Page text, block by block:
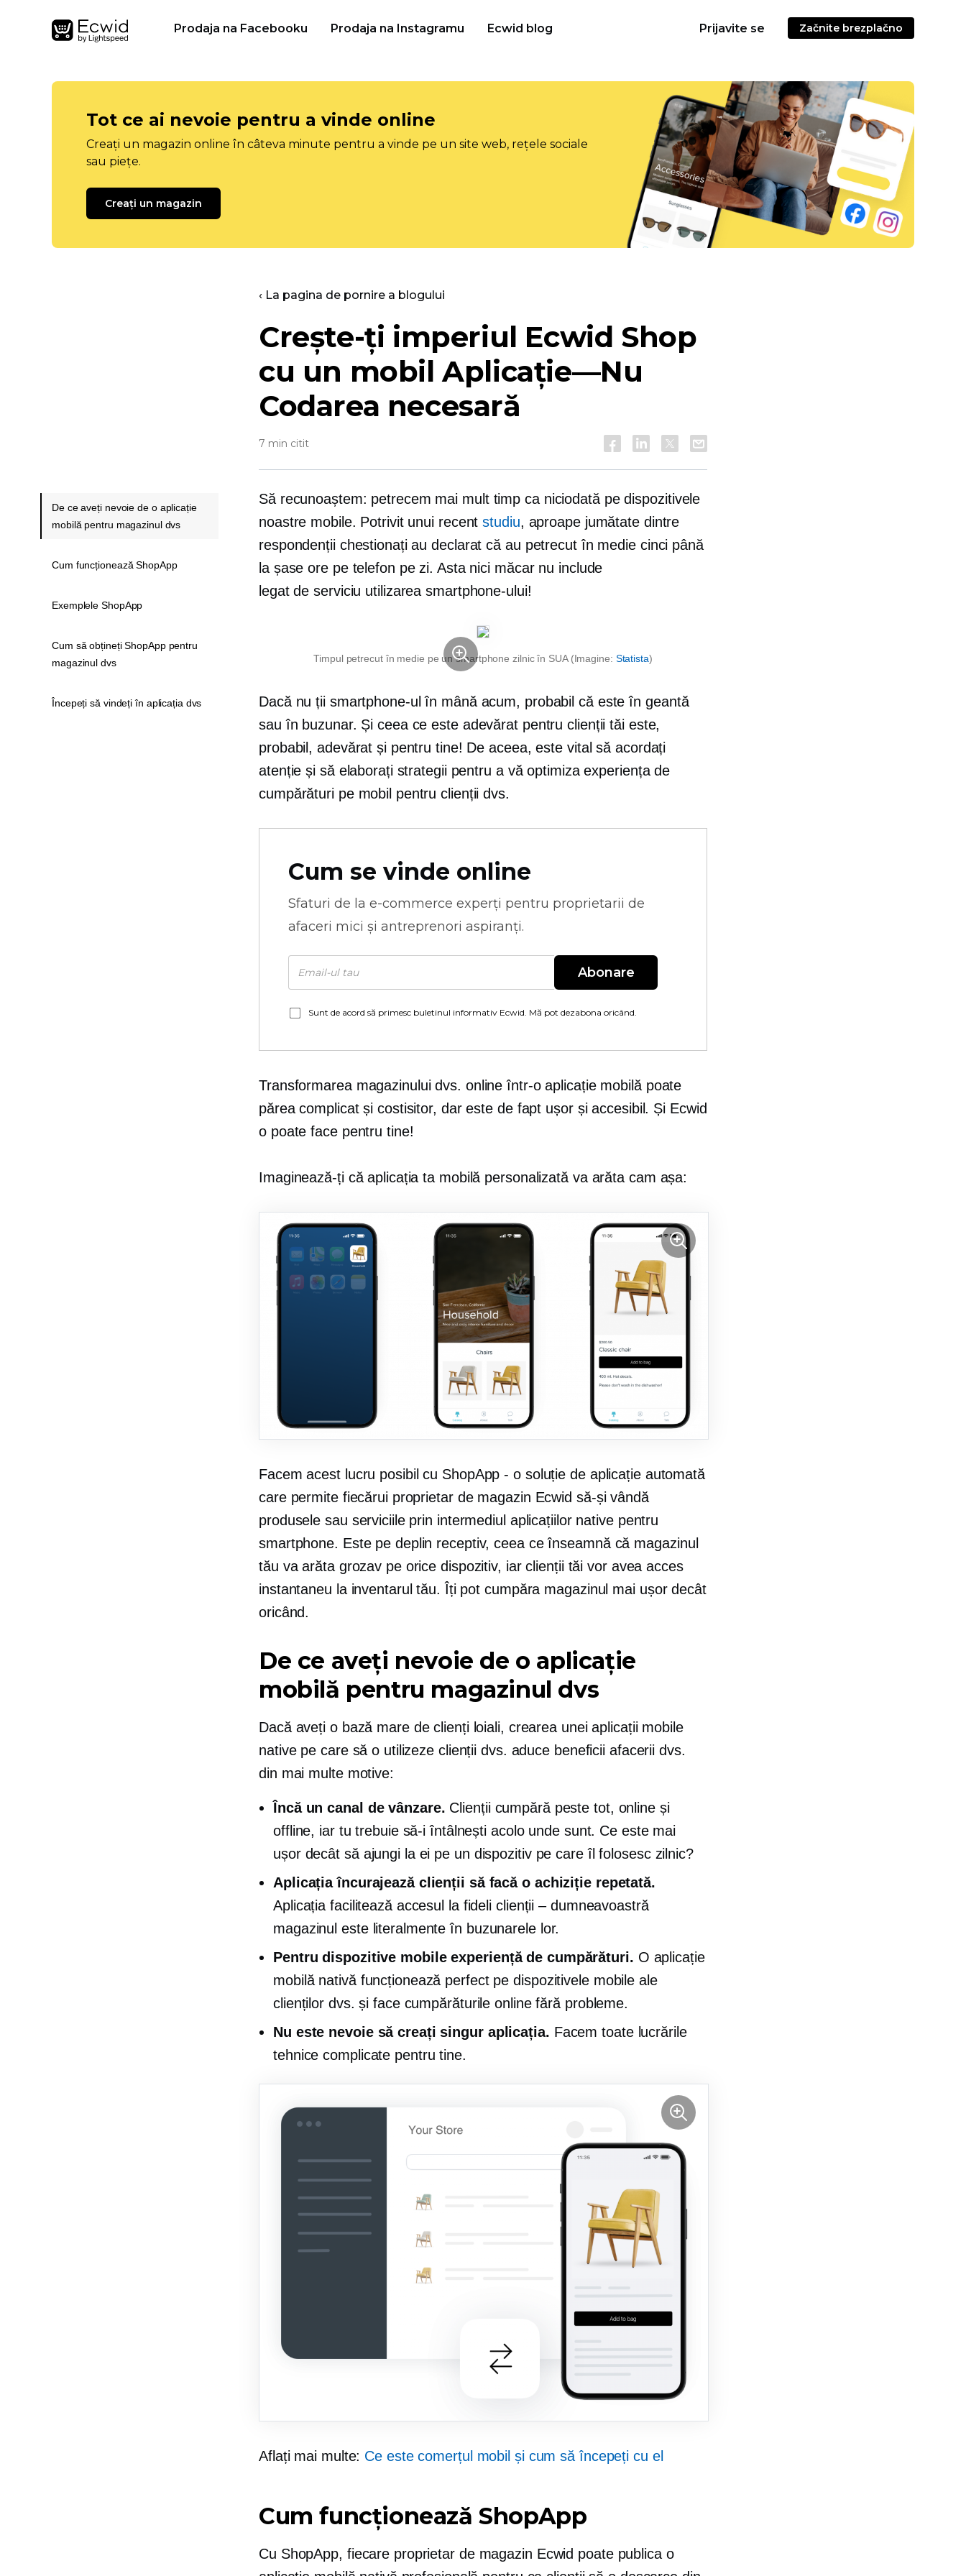
Prodaja na Facebooku Prodaja na Instagramu Ecwid blog Prijavite se Začnite brezplačno
Tot ce ai nevoie pentru a vinde online
Creați un magazin online în câteva minute pentru a vinde pe un site web, rețele sociale
sau piețe.
Creați un magazin
‹ La pagina de pornire a blogului
Crește-ți imperiul Ecwid Shop
cu un mobilAplicație—Nu
Codarea necesară
7 min citit
Să recunoaștem: petrecem mai mult timp ca niciodată pe dispozitivele
noastre mobile. Potrivit unui recentstudiu, aproape jumătate dintre
respondenții chestionați au declarat că au petrecut în medie cinci până
la șase ore pe telefon pe zi. Asta nici măcar nu include
legat de serviciu utilizarea smartphone-ului!
Timpul petrecut în medie pe un smartphone zilnic în SUA (Imagine: Statista)
Dacă nu ții smartphone-ul în mână acum, probabil că este în geantă
sau în buzunar. Și ceea ce este adevărat pentru clienții tăi este,
probabil, adevărat și pentru tine! De aceea, este vital să acordați
atenție și să elaborați strategii pentru a vă optimiza experiența de
cumpărături pe mobil pentru clienții dvs.
Cum se vinde online
Sfaturi de la e-commerce experți pentru proprietarii de
afaceri mici și antreprenori aspiranți.
Abonare
Sunt de acord să primesc buletinul informativ Ecwid. Mă pot dezabona oricând.
Transformarea magazinului dvs. online într-o aplicație mobilă poate
părea complicat și costisitor, dar este de fapt ușor și accesibil. Și Ecwid
o poate face pentru tine!
Imaginează-ți că aplicația ta mobilă personalizată va arăta cam așa:
Facem acest lucru posibil cu ShopApp - o soluție de aplicație automată
care permite fiecărui proprietar de magazin Ecwid să-și vândă
produsele sau serviciile prin intermediul aplicațiilor native pentru
smartphone. Este pe deplin receptiv, ceea ce înseamnă că magazinul
tău va arăta grozav pe orice dispozitiv, iar clienții tăi vor avea acces
instantaneu la inventarul tău. Îți pot cumpăra magazinul mai ușor decât
oricând.
De ce aveți nevoie de o aplicație
mobilă pentru magazinul dvs
Dacă aveți o bază mare de clienți loiali, crearea unei aplicații mobile
native pe care să o utilizeze clienții dvs. aduce beneficii afacerii dvs.
din mai multe motive:
Încă un canal de vânzare. Clienții cumpără peste tot, online și
offline, iar tu trebuie să-i întâlnești acolo unde sunt. Ce este mai
ușor decât să ajungi la ei pe un dispozitiv pe care îl folosesc zilnic?
Aplicația încurajează clienții să facă o achiziție repetată.
Aplicația facilitează accesul la fideli clienții – dumneavoastră
magazinul este literalmente în buzunarele lor.
Pentru dispozitive mobileexperiență de cumpărături. O aplicație
mobilă nativă funcționează perfect pe dispozitivele mobile ale
clienților dvs. și face cumpărăturile online fără probleme.
Nu este nevoie să creați singur aplicația. Facem toate lucrările
tehnice complicate pentru tine.
Aflați mai multe: Ce este comerțul mobil și cum să începeți cu el
Cum funcționează ShopApp
Cu ShopApp, fiecare proprietar de magazin Ecwid poate publica o
De ce aveți nevoie de o aplicație
mobilă pentru magazinul dvs
Cum funcționează ShopApp
Exemplele ShopApp
Cum să obțineți ShopApp pentru
magazinul dvs
Începeți să vindeți în aplicația dvs